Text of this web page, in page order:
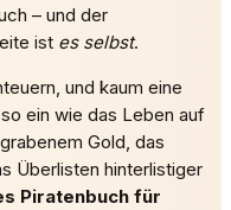
– und der
ist es selbst.
und kaum eine
ein wie das Leben auf
Gold, das
Überlisten hinterlistiger
Piratenbuch für